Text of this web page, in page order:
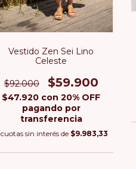
Vestido Zen Sei Lino
Celeste
$92.000 $59.900
$47.920 con 20% OFF
pagando por
transferencia
cuotas sin interés de $9.983,33